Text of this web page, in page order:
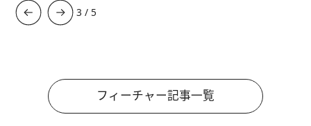
3 / 5
フィーチャー記事一覧